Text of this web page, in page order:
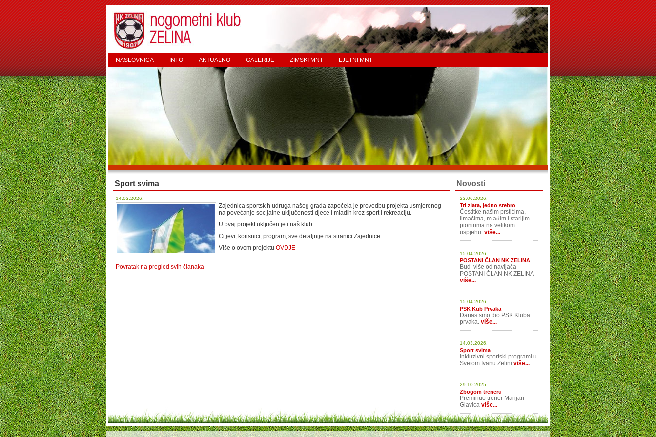
NASLOVNICA INFO AKTUALNO GALERIJE ZIMSKI MNT LJETNI MNT
Sport svima
14.03.2026.
Zajednica sportskih udruga našeg grada započela je provedbu projekta usmjerenog
na povećanje socijalne uključenosti djece i mladih kroz sport i rekreaciju.
U ovaj projekt uključen je i naš klub.
Ciljevi, korisnici, program, sve detaljnije na stranici Zajednice.
Više o ovom projektu OVDJE
Povratak na pregled svih članaka
Novosti
23.06.2026.
Tri zlata, jedno srebro
Čestitke našim prstićima,
limačima, mlađim i starijim
pionirima na velikom
uspjehu. više...
15.04.2026.
POSTANI ČLAN NK ZELINA
Budi više od navijača -
POSTANI ČLAN NK ZELINA
više...
15.04.2026.
PSK Kub Prvaka
Danas smo dio PSK Kluba
prvaka. više...
14.03.2026.
Sport svima
Inkluzivni sportski programi u
Svetom Ivanu Zelini više...
29.10.2025.
Zbogom treneru
Preminuo trener Marijan
Glavica više...